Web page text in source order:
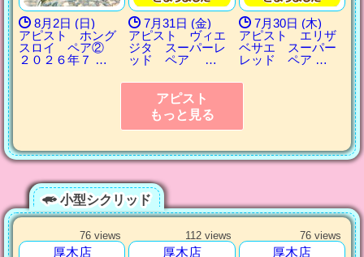
8月2日 (日)
アピスト ホング
スロイ ペア②
２０２６年７ …
7月31日 (金)
アピスト ヴィエ
ジタ スーパーレ
ッド ペア …
7月30日 (木)
アピスト エリザ
ベサエ スーパー
レッド ペア …
アピスト
もっと見る
小型シクリッド
76 views
厚木店
112 views
厚木店
76 views
厚木店